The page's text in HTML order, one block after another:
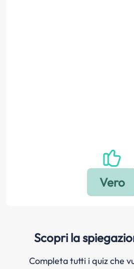
Scopri la
Completa tutti i quiz che